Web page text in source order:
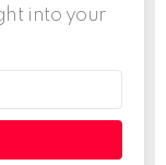
into your